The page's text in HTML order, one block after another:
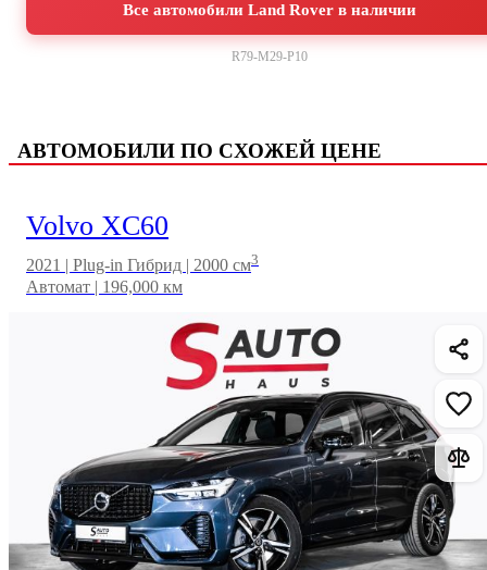
Все автомобили Land Rover в наличии
R79-M29-P10
АВТОМОБИЛИ ПО СХОЖЕЙ ЦЕНЕ
Volvo XC60
2021 | Plug-in Гибрид | 2000 см3
Автомат | 196,000 км